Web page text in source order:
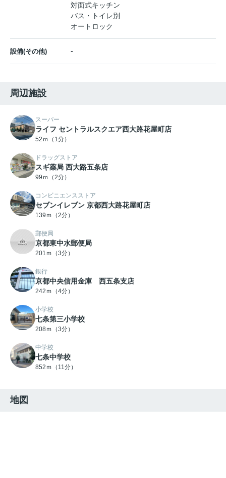
対面式キッチン
バス・トイレ別
オートロック
設備(その他) -
周辺施設
スーパー
ライフ セントラルスクエア西大路花屋町店
52ｍ（1分）
ドラッグストア
スギ薬局 西大路五条店
99ｍ（2分）
コンビニエンスストア
セブンイレブン 京都西大路花屋町店
139ｍ（2分）
郵便局
京都東中水郵便局
201ｍ（3分）
銀行
京都中央信用金庫 西五条支店
242ｍ（4分）
小学校
七条第三小学校
208ｍ（3分）
中学校
七条中学校
852ｍ（11分）
地図